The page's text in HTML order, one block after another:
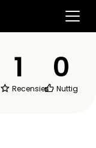
1
Recensies
0
Nuttig